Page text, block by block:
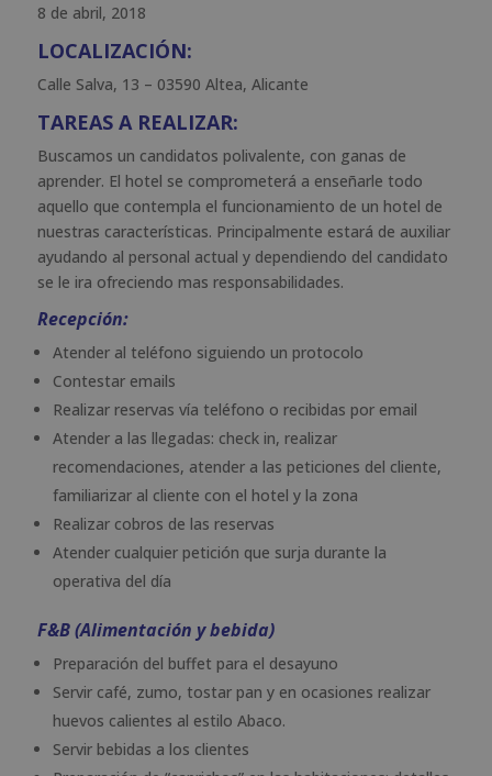
8 de abril, 2018
LOCALIZACIÓN:
Calle Salva, 13 – 03590 Altea, Alicante
TAREAS A REALIZAR:
Buscamos un candidatos polivalente, con ganas de
aprender. El hotel se comprometerá a enseñarle todo
aquello que contempla el funcionamiento de un hotel de
nuestras características. Principalmente estará de auxiliar
ayudando al personal actual y dependiendo del candidato
se le ira ofreciendo mas responsabilidades.
Recepción:
Atender al teléfono siguiendo un protocolo
Contestar emails
Realizar reservas vía teléfono o recibidas por email
Atender a las llegadas: check in, realizar
recomendaciones, atender a las peticiones del cliente,
familiarizar al cliente con el hotel y la zona
Realizar cobros de las reservas
Atender cualquier petición que surja durante la
operativa del día
F&B (Alimentación y bebida)
Preparación del buffet para el desayuno
Servir café, zumo, tostar pan y en ocasiones realizar
huevos calientes al estilo Abaco.
Servir bebidas a los clientes